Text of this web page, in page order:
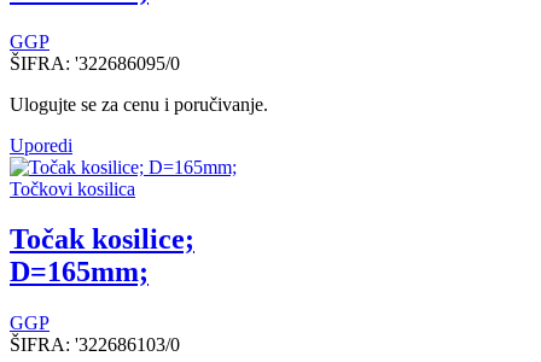
GGP
ŠIFRA: '322686095/0
Ulogujte se za cenu i poručivanje.
Uporedi
Točkovi kosilica
Točak kosilice;
D=165mm;
GGP
ŠIFRA: '322686103/0